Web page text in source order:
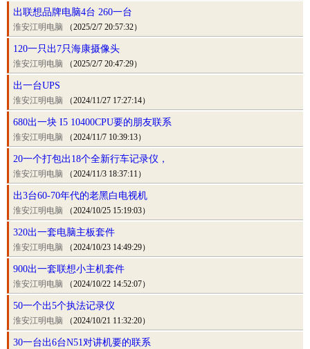
出联想品牌电脑4台 260一台
淮安江明电脑 （2025/2/7 20:57:32）
120一只出7只海康摄像头
淮安江明电脑 （2025/2/7 20:47:29）
出一台UPS
淮安江明电脑 （2024/11/27 17:27:14）
680出一块 I5 10400CPU要的朋友联系
淮安江明电脑 （2024/11/7 10:39:13）
20一个打包出18个全新行车记录仪，
淮安江明电脑 （2024/11/3 18:37:11）
出3台60-70年代的老黑白电视机
淮安江明电脑 （2024/10/25 15:19:03）
320出一套电脑主板套件
淮安江明电脑 （2024/10/23 14:49:29）
900出一套联想小主机套件
淮安江明电脑 （2024/10/22 14:52:07）
50一个出5个执法记录仪
淮安江明电脑 （2024/10/21 11:32:20）
30一台出6台N51对讲机要的联系